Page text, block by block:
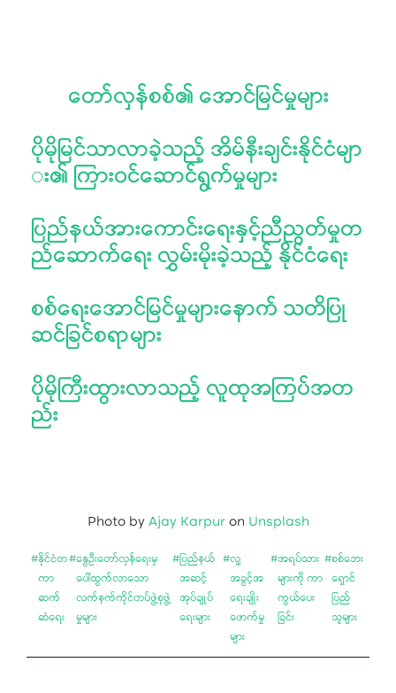
တော်လှန်စစ်၏ အောင်မြင်မှုများ
ပိုမိုမြင်သာလာခဲ့သည့် အိမ်နီးချင်းနိုင်ငံမျာ
း၏ ကြားဝင်ဆောင်ရွက်မှုများ
ပြည်နယ်အားကောင်းရေးနှင့်ညီညွတ်မှုတ
ည်ဆောက်ရေး လွှမ်းမိုးခဲ့သည့် နိုင်ငံရေး
စစ်ရေးအောင်မြင်မှုများနောက် သတိပြု
ဆင်ခြင်စရာများ
ပိုမိုကြီးထွားလာသည့် လူထုအကြပ်အတ
ည်း
Photo byAjay Karpuron Unsplash
#နိုင်ငံတ
ကာ
ဆက်
ဆံရေး
#နွေဦးတော်လှန်ရေးမှ
ပေါ်ထွက်လာသော
လက်နက်ကိုင်တပ်ဖွဲ့စုဖွဲ့
မှုများ
#ပြည်နယ်
အဆင့်
အုပ်ချုပ်
ရေးများ
#လူ့
အခွင့်အ
ရေးချိုး
ဖောက်မှု
များ
#အရပ်သား
များကို ကာ
ကွယ်ပေး
ခြင်း
#စစ်ဘေး
ရှောင်
ပြည်
သူများ